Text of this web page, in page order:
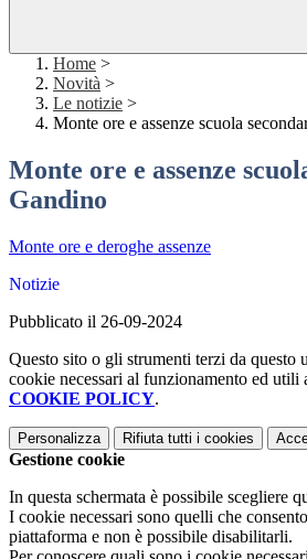
Home >
Novità >
Le notizie >
Monte ore e assenze scuola
Monte ore e assenze
Gandino
Monte ore e deroghe assenze
Notizie
Pubblicato il 26-09-2024
Questo sito o gli strumenti terzi da questo
cookie necessari al funzionamento ed
COOKIE POLICY.
Personalizza Rifiuta tutti i cookies
Gestione cookie
In questa schermata è possibile scegliere
I cookie necessari sono quelli che
piattaforma e non è possibile disabilitarli.